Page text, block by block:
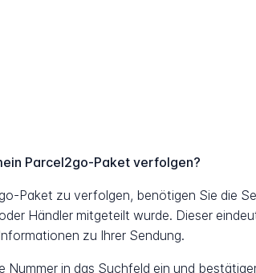
Parcel2go-Paket verfolgen?
Paket zu verfolgen, benötigen Sie die
Händler mitgeteilt wurde. Dieser
zu Ihrer Sendung.
Nummer in das Suchfeld ein und